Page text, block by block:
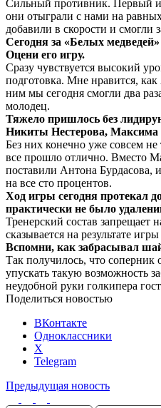
Сильный противник. Первый и
они отыграли с нами на
добавили в скорости и
Сегодня за «Белых
Оцени его игру.
Сразу чувствуется высокий
подготовка. Мне нравится,
ним мы сегодня смогли два
молодец.
Тяжело пришлось без
Никиты Нестерова,
Без них конечно уже совсем не
все прошло отлично. Вместо
поставили Антона Бурдасова,
на все сто процентов.
Ход игры сегодня протекал
практически не было
Тренерский состав запрещает
сказывается на результате
Вспомни, как забрасывал
Так получилось, что соперник
упускать такую возможность
неудобной руки голкипера
Поделиться новостью
ВКонтакте
Одноклассники
X
Telegram
Предыдущая новость